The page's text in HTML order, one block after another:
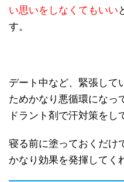
い思いをしなくてもいい
す。
デート中など、緊張して
ためかなり悪循環になっ
ドラント剤で汗対策をし
寝る前に塗っておくだけ
かなり効果を発揮してく